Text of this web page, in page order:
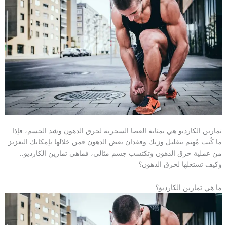
تمارين الكارديو هي بمثابة العصا السحرية لحرق الدهون وشد الجسم، فإذا
ما كُنت مُهتم بتقليل وزنك وفقدان بعض الدهون فمن خلالها بإمكانك التعزيز
من عملية حرق الدهون وتكتسب جسم مثالي، فماهي تمارين الكارديو..
وكيف تستغلها لحرق الدهون؟
ما هي تمارين الكارديو؟